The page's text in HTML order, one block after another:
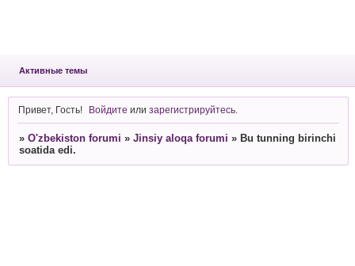
Активные темы
Привет, Гость! Войдите илизарегистрируйтесь
» O'zbekiston forumi » Jinsiy aloqa forumi » Bu tunning birinchi
soatida edi.